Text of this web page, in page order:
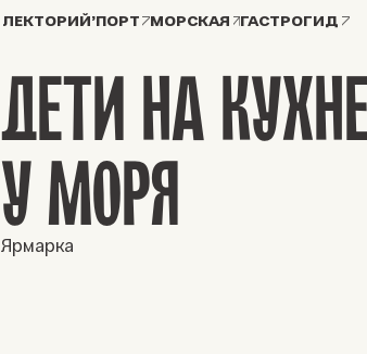
ЛЕКТОРИЙ’ПОРТ МОРСКАЯ ГАСТРОГИД
ДЕТИ НА
У МОРЯ
Ярмарка